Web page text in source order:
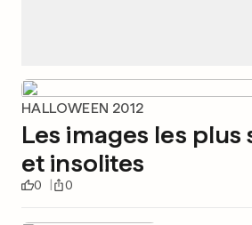
HALLOWEEN 2012
Les images les plus
et insolites
0 0